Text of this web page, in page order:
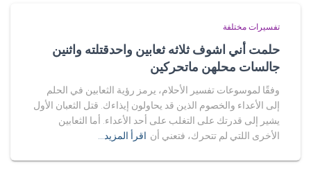
تفسيرات مختلفة
حلمت أني اشوف ثلاثه ثعابين واحدقتلته واثنين
جالسات محلهن ماتحركين
وفقًا لموسوعات تفسير الأحلام، يرمز رؤية الثعابين في الحلم
إلى الأعداء والخصوم الذين قد يحاولون إيذاءك. قتل الثعبان الأول
يشير إلى قدرتك على التغلب على أحد الأعداء. أما الثعابين
الأخرى اللتي لم تتحرك، فتعني أن اقرأ المزيد…